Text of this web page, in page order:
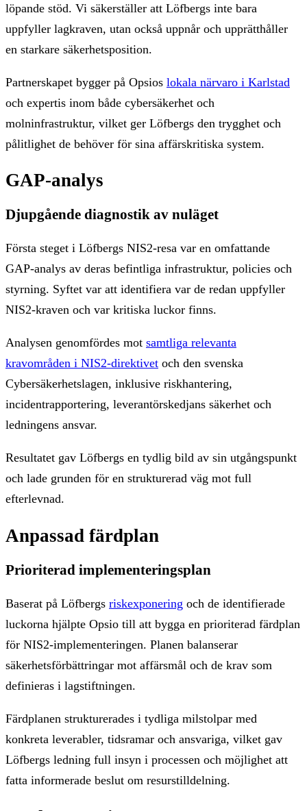
löpande stöd. Vi säkerställer att Löfbergs inte bara
uppfyller lagkraven, utan också uppnår och upprätthåller
en starkare säkerhetsposition.
Partnerskapet bygger på Opsios lokala närvaro i Karlstad
och expertis inom både cybersäkerhet och
molninfrastruktur, vilket ger Löfbergs den trygghet och
pålitlighet de behöver för sina affärskritiska system.
GAP-analys
Djupgående diagnostik av nuläget
Första steget i Löfbergs NIS2-resa var en omfattande
GAP-analys av deras befintliga infrastruktur, policies och
styrning. Syftet var att identifiera var de redan uppfyller
NIS2-kraven och var kritiska luckor finns.
Analysen genomfördes mot samtliga relevanta
kravområden i NIS2-direktivet och den svenska
Cybersäkerhetslagen, inklusive riskhantering,
incidentrapportering, leverantörskedjans säkerhet och
ledningens ansvar.
Resultatet gav Löfbergs en tydlig bild av sin utgångspunkt
och lade grunden för en strukturerad väg mot full
efterlevnad.
Anpassad färdplan
Prioriterad implementeringsplan
Baserat på Löfbergs riskexponering och de identifierade
luckorna hjälpte Opsio till att bygga en prioriterad färdplan
för NIS2-implementeringen. Planen balanserar
säkerhetsförbättringar mot affärsmål och de krav som
definieras i lagstiftningen.
Färdplanen strukturerades i tydliga milstolpar med
konkreta leverabler, tidsramar och ansvariga, vilket gav
Löfbergs ledning full insyn i processen och möjlighet att
fatta informerade beslut om resurstilldelning.